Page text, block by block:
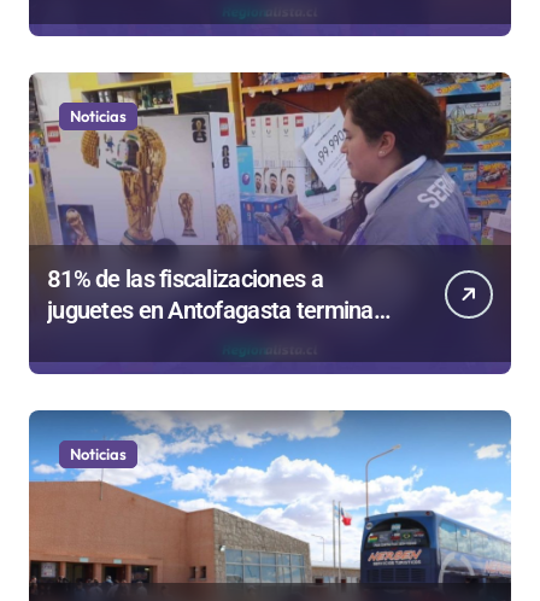
de Valparaíso
Noticias
81% de las fiscalizaciones a
juguetes en Antofagasta termina
en sumarios sanitarios
Noticias